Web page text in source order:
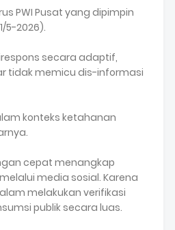
PWI Pusat yang dipimpin
5-2026).
secara adaptif,
tidak memicu dis-informasi
konteks ketahanan
cepat menangkap
media sosial. Karena
melakukan verifikasi
publik secara luas.